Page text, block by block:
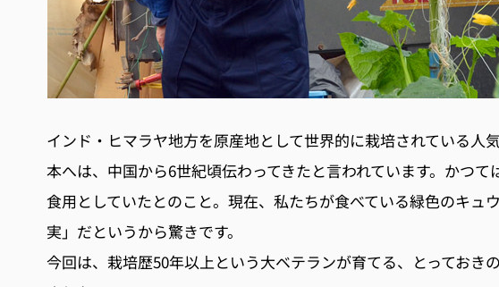
インド・ヒマラヤ地方を原産地として世界的に栽培されている人
本へは、中国から6世紀頃伝わってきたと言われています。かつて
食用としていたとのこと。現在、私たちが食べている緑色のキュ
実」だというから驚きです。
今回は、栽培歴50年以上という大ベテランが育てる、とっておき